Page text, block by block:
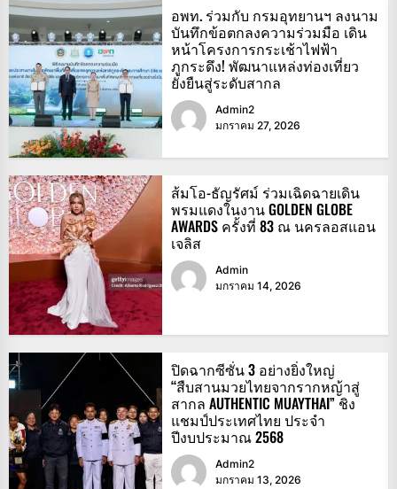
อพท. ร่วมกับ กรมอุทยานฯ ลงนาม
บันทึกข้อตกลงความร่วมมือ เดิน
หน้าโครงการกระเช้าไฟฟ้า
ภูกระดึง! พัฒนาแหล่งท่องเที่ยว
ยั่งยืนสู่ระดับสากล
Admin2
มกราคม 27, 2026
ส้มโอ-ธัญรัศม์ ร่วมเฉิดฉายเดิน
พรมแดงในงาน GOLDEN GLOBE
AWARDS ครั้งที่ 83 ณ นครลอสแอน
เจลิส
Admin
มกราคม 14, 2026
ปิดฉากซีซั่น 3 อย่างยิ่งใหญ่
“สืบสานมวยไทยจากรากหญ้าสู่
สากล AUTHENTIC MUAYTHAI” ชิง
แชมป์ประเทศไทย ประจำ
ปีงบประมาณ 2568
Admin2
มกราคม 13, 2026